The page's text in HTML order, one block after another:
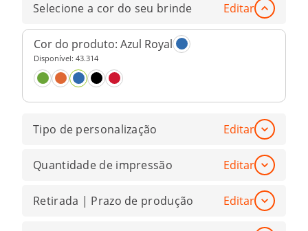
Selecione a cor do seu brinde Editar
Cor do produto: Azul Royal
Disponível: 43.314
Tipo de personalização Editar
Quantidade de impressão Editar
Retirada | Prazo de produção Editar